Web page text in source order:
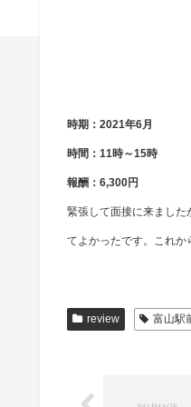
時期：2021年6月
時間：11時～15時
報酬：6,300円
緊張して面接に来まし
てよかったです。これか
review 富山駅